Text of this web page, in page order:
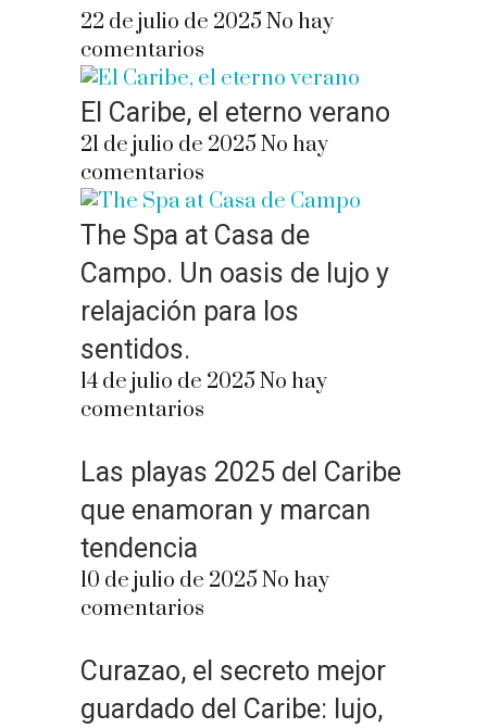
22 de julio de 2025 No hay
comentarios
El Caribe, el eterno verano
21 de julio de 2025 No hay
comentarios
The Spa at Casa de
Campo. Un oasis de lujo y
relajación para los
sentidos.
14 de julio de 2025 No hay
comentarios
Las playas 2025 del Caribe
que enamoran y marcan
tendencia
10 de julio de 2025 No hay
comentarios
Curazao, el secreto mejor
guardado del Caribe: lujo,